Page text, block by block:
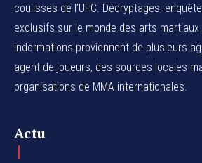
coulisses de l’UFC. Décryptages,
exclusifs sur le monde des arts martiaux
indormations proviennent de plusieurs
agent de joueurs, des sources locales
organisations de MMA internationales.
Actu